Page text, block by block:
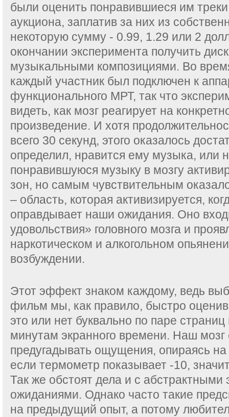
были оценить понравившиеся им
аукциона, заплатив за них из
некоторую сумму - 0.99, 1.29 или 2
окончании эксперимента получить
музыкальными композициями. Во
каждый участник был подключен к
функционального МРТ, так что
видеть, как мозг реагирует на
произведение. И хотя
всего 30 секунд, этого оказалось
определил, нравится ему музыка, или
понравившуюся музыку в мозгу
зон, но самым чувствительным
– область, которая активизируется,
оправдывает наши ожидания. Оно
удовольствия» головного мозга и
наркотическом и алкогольном
возбуждении.
Этот эффект знаком каждому, ведь
фильм мы, как правило, быстро
это или нет буквально по паре
минутам экранного времени. Наш мозг
предугадывать ощущения, опираясь
если термометр показывает -10,
Так же обстоят дела и с абстрактными
ожиданиями. Однако часто такие
на предыдущий опыт, а потому